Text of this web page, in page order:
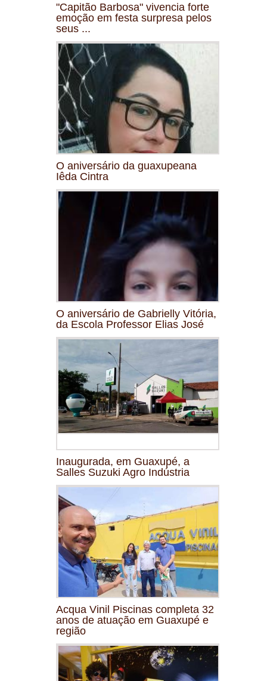
"Capitão Barbosa" vivencia forte
emoção em festa surpresa pelos
seus ...
O aniversário da guaxupeana
Iêda Cintra
O aniversário de Gabrielly Vitória,
da Escola Professor Elias José
Inaugurada, em Guaxupé, a
Salles Suzuki Agro Indústria
Acqua Vinil Piscinas completa 32
anos de atuação em Guaxupé e
região